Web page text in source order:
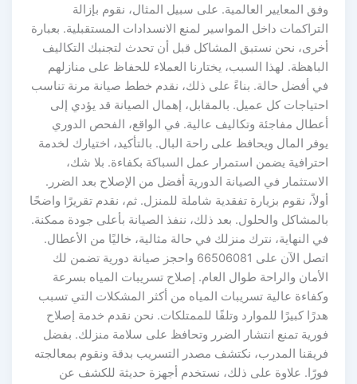
وفق المعايير العالمية. على سبيل المثال، نقوم بإزالة
التراكمات داخل المواسير لمنع الانسدادات المستقبلية. بعبارة
أخرى، نحن نستبق المشاكل قبل أن تحدث لتجنبك التكاليف
الباهظة. لهذا السبب، يختارنا العملاء للحفاظ على منازلهم
في أفضل حالة. بناءً على ذلك، نقدم خطط صيانة مرنة تناسب
احتياجات كل عميل. بالمقابل، إهمال الصيانة قد يؤدي إلى
أعطال مفاجئة وتكاليف عالية. في الواقع، الفحص الدوري
يوفر المال ويحافظ على راحة البال. بالتأكيد، اختيارك لخدمة
احترافية يضمن استمرار عمل السباكة بكفاءة. بلا شك،
الاستثمار في الصيانة الدورية أفضل من الإصلاح بعد الضرر.
أولاً، نقوم بزيارة تفقدية شاملة للمنزل. ثم، نقدم تقريرًا واضحًا
بالمشاكل والحلول. بعد ذلك، ننفذ الصيانة بأعلى جودة ممكنة.
في النهاية، نترك منزلك في حالة مثالية، خاليًا من الأعطال.
اتصل الآن على 66506081 واحجز صيانة دورية تضمن لك
الأمان والراحة طوال العام. إصلاح تسريبات المياه بسرعة
وكفاءة عالية تسريبات المياه من أكثر المشكلات التي تسبب
هدرًا كبيرًا للموارد وتلفًا للممتلكات. نحن نقدم خدمة إصلاح
فورية تمنع انتشار الضرر وتحافظ على سلامة منزلك. بفضل
فريقنا المدرب، نكتشف مصدر التسريب بدقة ونقوم بمعالجته
فورًا. علاوة على ذلك، نستخدم أجهزة حديثة للكشف عن